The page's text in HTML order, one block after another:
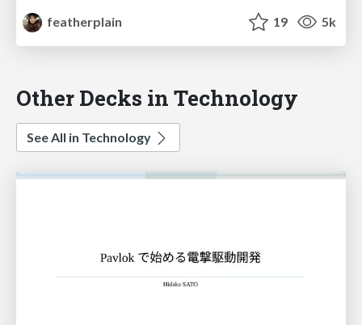
featherplain
19 5k
Other Decks in Technology
See All in Technology